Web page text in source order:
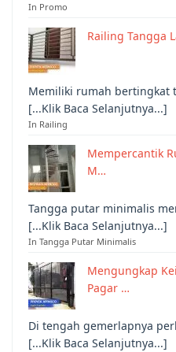
In Promo
Railing Tangga
Memiliki rumah bertingkat
[...Klik Baca Selanjutnya...]
In Railing
Mempercantik
M…
Tangga putar minimalis
[...Klik Baca Selanjutnya...]
In Tangga Putar Minimalis
Mengungkap
Pagar …
Di tengah gemerlapnya
[...Klik Baca Selanjutnya...]